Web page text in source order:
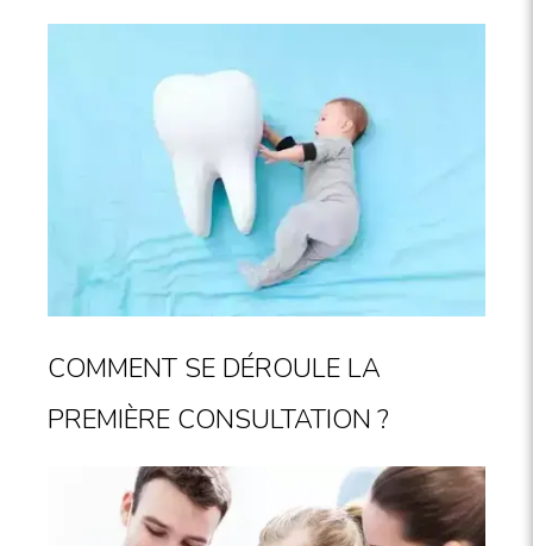
COMMENT SE DÉROULE LA
PREMIÈRE CONSULTATION ?